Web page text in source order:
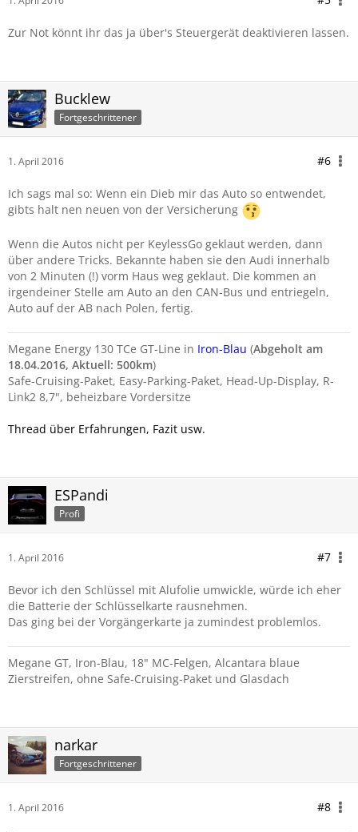
Zur Not könnt ihr das ja über's Steuergerät deaktivieren lassen.
Bucklew
Fortgeschrittener
1. April 2016 #6
Ich sags mal so: Wenn ein Dieb mir das Auto so entwendet,
gibts halt nen neuen von der Versicherung
Wenn die Autos nicht per KeylessGo geklaut werden, dann
über andere Tricks. Bekannte haben sie den Audi innerhalb
von 2 Minuten (!) vorm Haus weg geklaut. Die kommen an
irgendeiner Stelle am Auto an den CAN-Bus und entriegeln,
Auto auf der AB nach Polen, fertig.
Megane Energy 130 TCe GT-Line in Iron-Blau (Abgeholt am
18.04.2016, Aktuell: 500km)
Safe-Cruising-Paket, Easy-Parking-Paket, Head-Up-Display, R-
Link2 8,7", beheizbare Vordersitze
Thread über Erfahrungen, Fazit usw.
ESPandi
Profi
1. April 2016 #7
Bevor ich den Schlüssel mit Alufolie umwickle, würde ich eher
die Batterie der Schlüsselkarte rausnehmen.
Das ging bei der Vorgängerkarte ja zumindest problemlos.
Megane GT, Iron-Blau, 18" MC-Felgen, Alcantara blaue
Zierstreifen, ohne Safe-Cruising-Paket und Glasdach
narkar
Fortgeschrittener
1. April 2016 #8